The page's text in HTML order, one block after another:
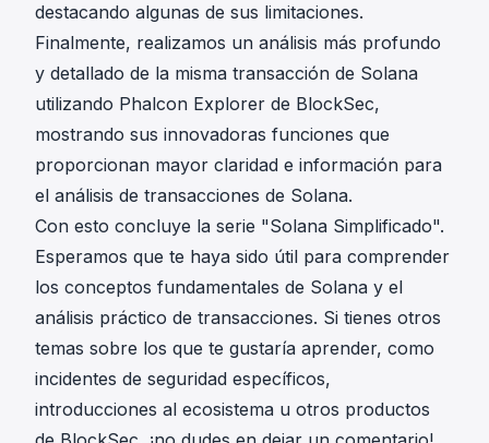
destacando algunas de sus limitaciones.
Finalmente, realizamos un análisis más profundo
y detallado de la misma transacción de Solana
utilizando Phalcon Explorer de BlockSec,
mostrando sus innovadoras funciones que
proporcionan mayor claridad e información para
el análisis de transacciones de Solana.
Con esto concluye la serie "Solana Simplificado".
Esperamos que te haya sido útil para comprender
los conceptos fundamentales de Solana y el
análisis práctico de transacciones. Si tienes otros
temas sobre los que te gustaría aprender, como
incidentes de seguridad específicos,
introducciones al ecosistema u otros productos